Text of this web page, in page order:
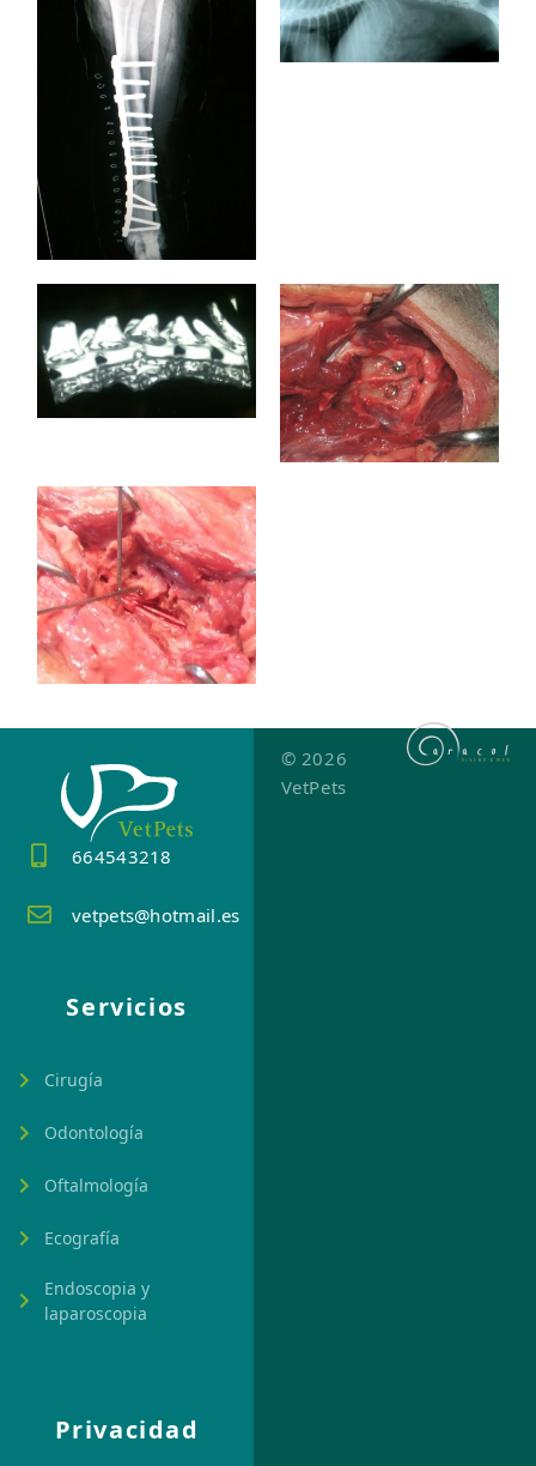
664543218
vetpets@hotmail.es
Servicios
Cirugía
Odontología
Oftalmología
Ecografía
Endoscopia y
laparoscopia
Privacidad
© 2026
VetPets